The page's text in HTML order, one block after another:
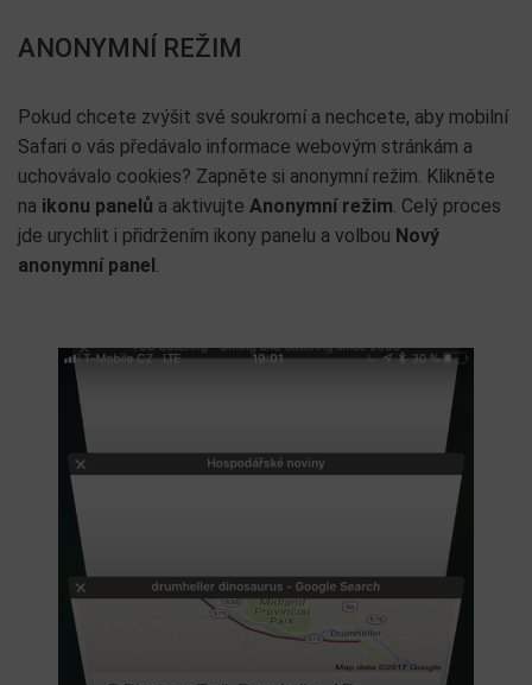
ANONYMNÍ REŽIM
Pokud chcete zvýšit své soukromí a nechcete, aby mobilní
Safari o vás předávalo informace webovým stránkám a
uchovávalo cookies? Zapněte si anonymní režim. Klikněte
na ikonu panelů a aktivujte Anonymní režim. Celý proces
jde urychlit i přidržením ikony panelu a volbou Nový
anonymní panel.